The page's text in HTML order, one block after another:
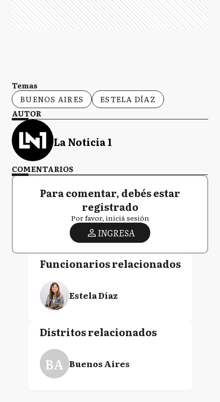
Temas
BUENOS AIRES
ESTELA DÍAZ
AUTOR
La Noticia 1
COMENTARIOS
Para comentar, debés estar
registrado
Por favor, iniciá sesión
INGRESA
Funcionarios relacionados
Estela Díaz
Distritos relacionados
BA Buenos Aires